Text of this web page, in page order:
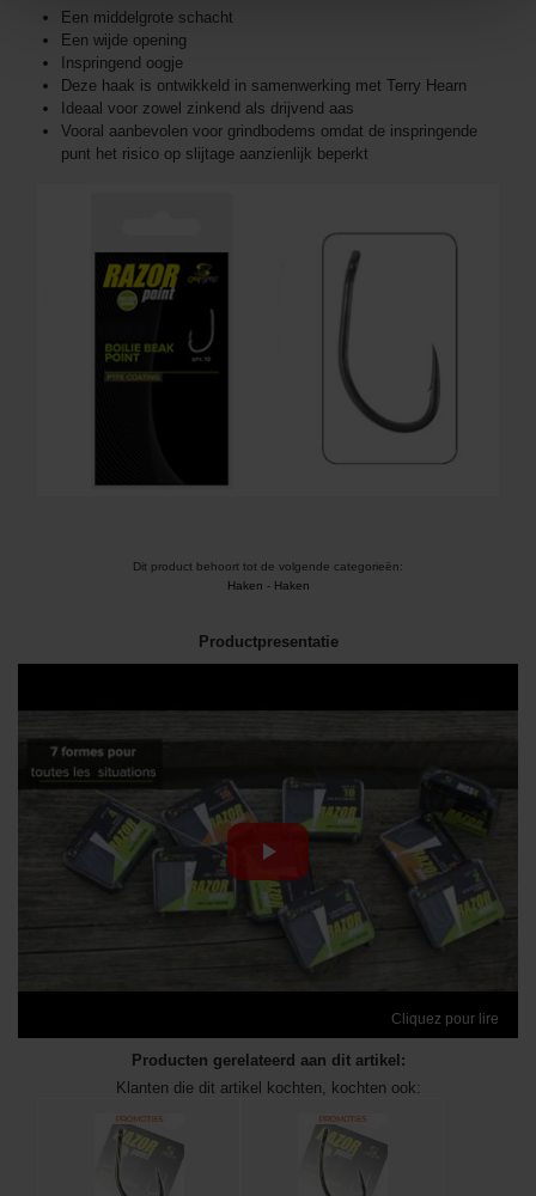
Een middelgrote schacht
Een wijde opening
Inspringend oogje
Deze haak is ontwikkeld in samenwerking met Terry Hearn
Ideaal voor zowel zinkend als drijvend aas
Vooral aanbevolen voor grindbodems omdat de inspringende
punt het risico op slijtage aanzienlijk beperkt
Dit product behoort tot de volgende categorieën:
Haken - Haken
Productpresentatie
Cliquez pour lire
Producten gerelateerd aan dit artikel:
Klanten die dit artikel kochten, kochten ook: